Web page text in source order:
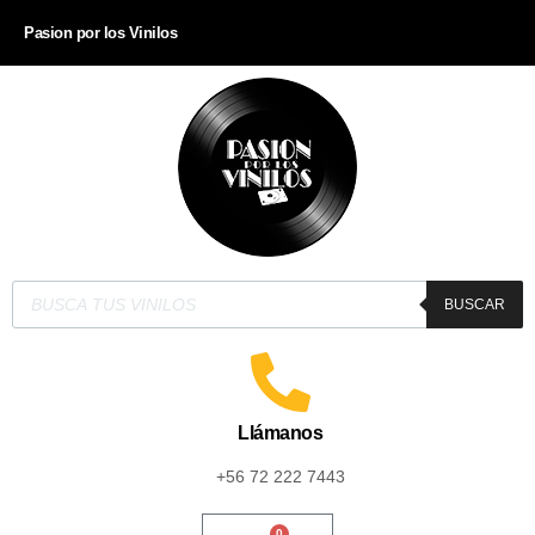
Pasion por los Vinilos
BUSCAR
Llámanos
+56 72 222 7443